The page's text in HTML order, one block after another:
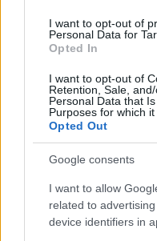
I want to opt-out of
Personal Data for
Opted In
I want to opt-out of
Retention, Sale,
Personal Data that
Purposes for which it
Opted Out
Google consents
I want to allow
related to
device identifiers in
Η Google ΑΙ ο Hassabis
του καρκίνου που